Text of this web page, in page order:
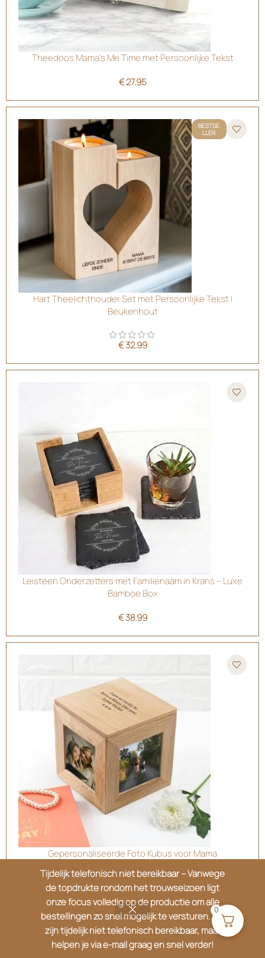
Tijdelijk telefonisch niet bereikbaar – Vanwege
de topdrukte rondom het trouwseizoen ligt
onze focus volledig op de productie om alle
bestellingen zo snel mogelijk te versturen. We
zijn tijdelijk niet telefonisch bereikbaar, maar
helpen je via e-mail graag en snel verder!
Theedoos Mama’s Me Time met Persoonlijke Tekst
€27.95
BESTSE
LLER
Hart Theelichthouder Set met Persoonlijke Tekst |
Beukenhout
€32.99
Leisteen Onderzetters met Familienaam in Krans – Luxe
Bamboe Box
€38.99
Gepersonaliseerde Foto Kubus voor Mama
€36.99
0